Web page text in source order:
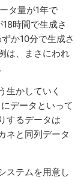
タ量が1年で
時間で生成さ
か10分で生成さ
は、まさにわれ
生かしていく
データといって
するデータは
ネと同列データ
ステムを用意し